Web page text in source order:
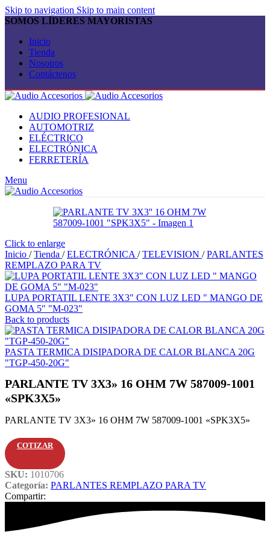
Skip to navigation Skip to main content
SOMOS LÍDERES MAYORISTAS
Inicio
Tienda
Nosotros
Contáctenos
AUDIO PROFESIONAL
AUTOMOTRIZ
ELÉCTRICO
ELECTRÓNICA
FERRETERÍA
Menu
Click to enlarge
Inicio / Tienda / ELECTRÓNICA / TELEVISION / PARLANTES
REMPLAZO PARA TV
LUPA PORTATIL LENTE 3X3" CON LUZ LED " MANGO DE
GOMA 5" "M-023"
Back to products
PASTA TERMICA DISIPADORA DE CALOR BLANCA 20G
"TGP-450-20G"
PARLANTE TV 3X3» 16 OHM 7W 587009-1001
«SPK3X5»
PARLANTE TV 3X3» 16 OHM 7W 587009-1001 «SPK3X5»
COTIZAR
SKU: 1010706
Categoría: PARLANTES REMPLAZO PARA TV
Compartir: